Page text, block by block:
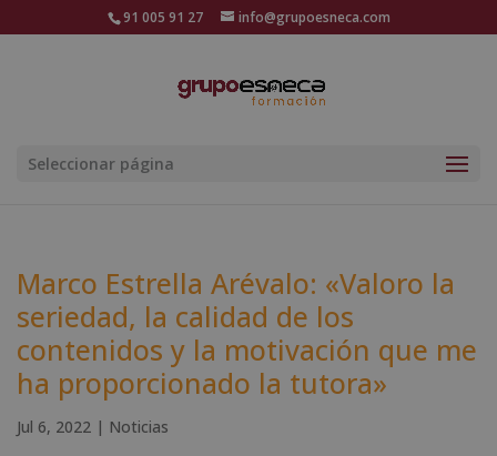
91 005 91 27 info@grupoesneca.com
Seleccionar página
Marco Estrella Arévalo: «Valoro la
seriedad, la calidad de los
contenidos y la motivación que me
ha proporcionado la tutora»
Jul 6, 2022 | Noticias